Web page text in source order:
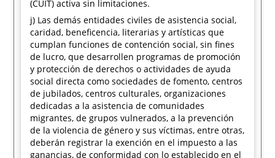
(CUIT) activa sin limitaciones.
j) Las demás entidades civiles de asistencia social,
caridad, beneficencia, literarias y artísticas que
cumplan funciones de contención social, sin fines
de lucro, que desarrollen programas de promoción
y protección de derechos o actividades de ayuda
social directa como sociedades de fomento, centros
de jubilados, centros culturales, organizaciones
dedicadas a la asistencia de comunidades
migrantes, de grupos vulnerados, a la prevención
de la violencia de género y sus víctimas, entre otras,
deberán registrar la exención en el impuesto a las
ganancias, de conformidad con lo establecido en el